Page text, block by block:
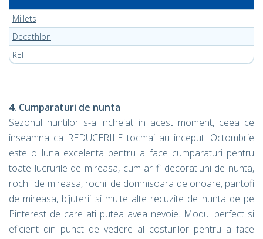
Millets
Decathlon
REI
4. Cumparaturi de nunta
Sezonul nuntilor s-a incheiat in acest moment, ceea ce
inseamna ca REDUCERILE tocmai au inceput! Octombrie
este o luna excelenta pentru a face cumparaturi pentru
toate lucrurile de mireasa, cum ar fi decoratiuni de nunta,
rochii de mireasa, rochii de domnisoara de onoare, pantofi
de mireasa, bijuterii si multe alte recuzite de nunta de pe
Pinterest de care ati putea avea nevoie. Modul perfect si
eficient din punct de vedere al costurilor pentru a face